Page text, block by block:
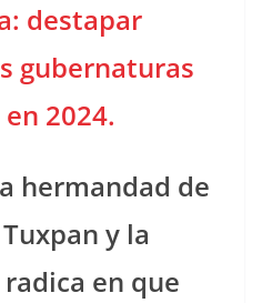
destapar
gubernaturas
2024.
hermandad de
y la
en que